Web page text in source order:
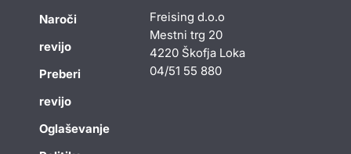
Naroči
revijo
Preberi
revijo
Oglaševanje
Freising d.o.o
Mestni trg 20
4220 Škofja Loka
04/51 55 880